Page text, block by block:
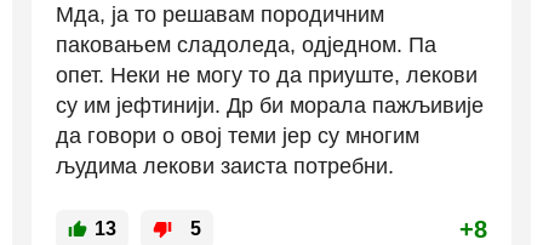
Мда, ја то решавам породичним
паковањем сладоледа, одједном. Па
опет. Неки не могу то да приуште, лекови
су им јефтинији. Др би морала пажљивије
да говори о овој теми јер су многим
људима лекови заиста потребни.
13 5 +8